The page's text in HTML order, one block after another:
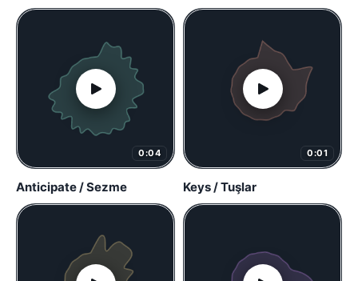
0:04
Anticipate / Sezme
0:01
Keys / Tuşlar